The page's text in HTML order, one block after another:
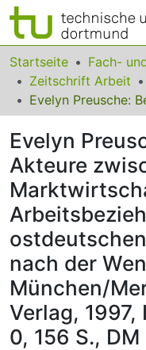
Bereiche &
Das gesamte
FAQ
Leitlinien
Zurück zur Startseite
Startseite
Zeitschrift Arbeit
Evelyn
Akteure
nach der
München/
Verlag,
0, 156 S.,